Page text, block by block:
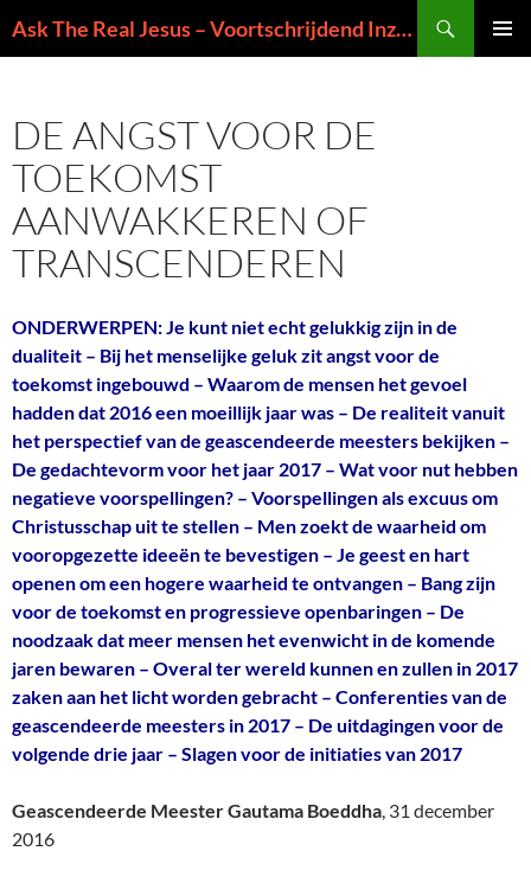
naar
Ask The Real Jesus – Voortschrijdend Inzicht in de Zin van het Leven
DE ANGST VOOR DE
TOEKOMST
AANWAKKEREN OF
TRANSCENDEREN
ONDERWERPEN: Je kunt niet echt gelukkig zijn in de
dualiteit – Bij het menselijke geluk zit angst voor de
toekomst ingebouwd – Waarom de mensen het gevoel
hadden dat 2016 een moeillijk jaar was – De realiteit vanuit
het perspectief van de geascendeerde meesters bekijken –
De gedachtevorm voor het jaar 2017 – Wat voor nut hebben
negatieve voorspellingen? – Voorspellingen als excuus om
Christusschap uit te stellen – Men zoekt de waarheid om
vooropgezette ideeën te bevestigen – Je geest en hart
openen om een hogere waarheid te ontvangen – Bang zijn
voor de toekomst en progressieve openbaringen – De
noodzaak dat meer mensen het evenwicht in de komende
jaren bewaren – Overal ter wereld kunnen en zullen in 2017
zaken aan het licht worden gebracht – Conferenties van de
geascendeerde meesters in 2017 – De uitdagingen voor de
volgende drie jaar – Slagen voor de initiaties van 2017
Geascendeerde Meester Gautama Boeddha, 31 december
2016